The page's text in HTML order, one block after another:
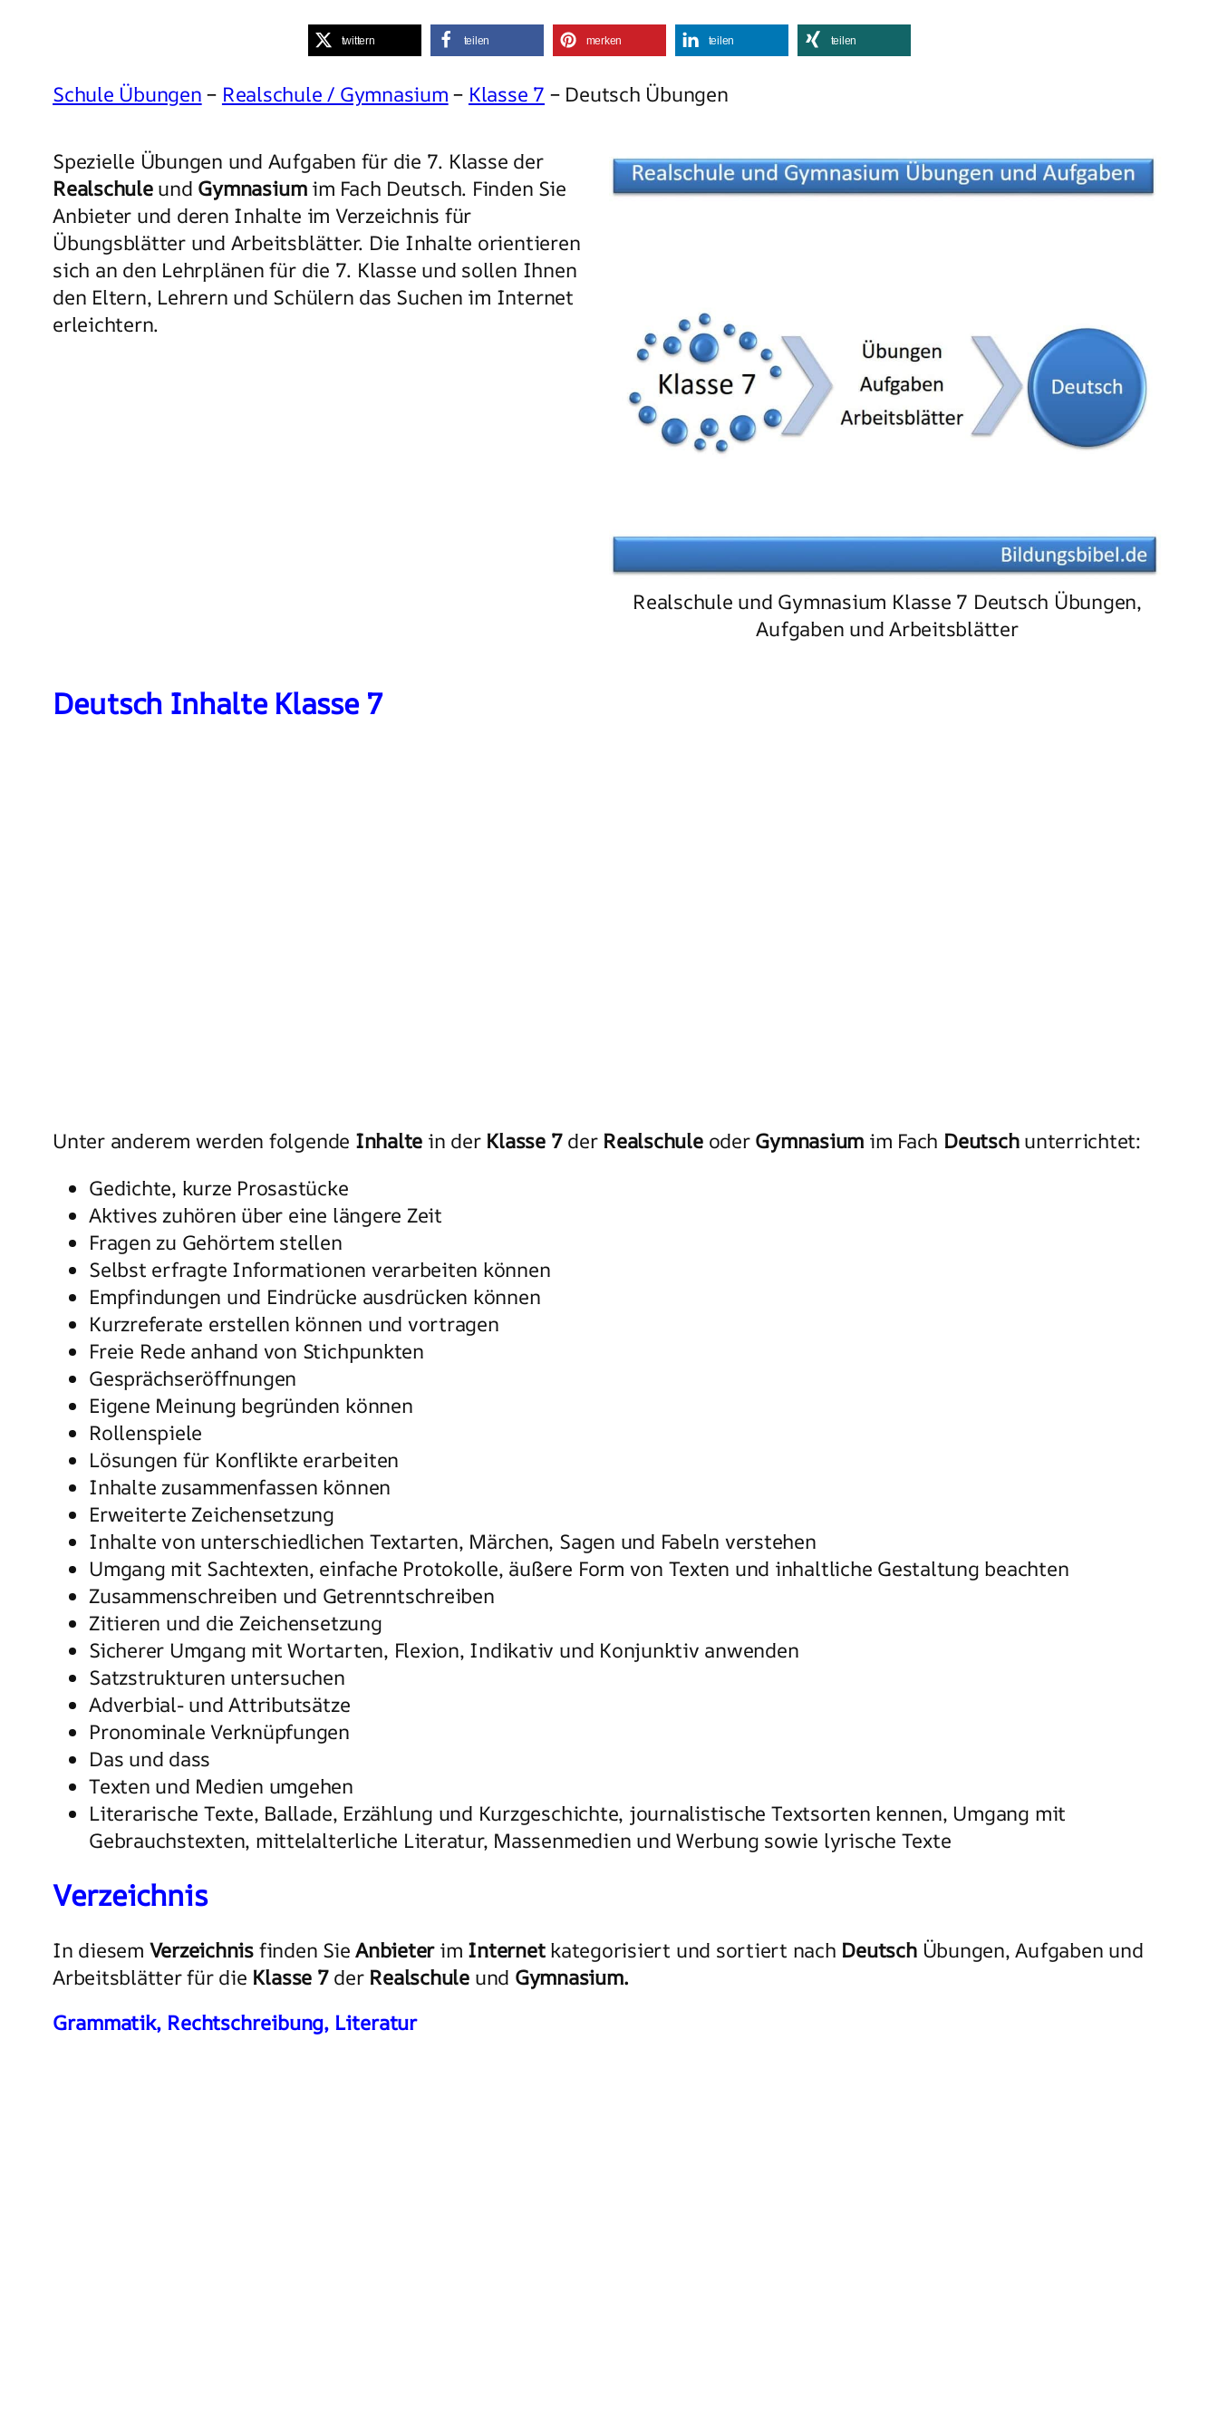
twittern teilen merken teilen teilen
Schule Übungen – Realschule / Gymnasium – Klasse 7 – Deutsch Übungen
Spezielle Übungen und Aufgaben für die 7. Klasse der
Realschuleund Gymnasiumim Fach Deutsch. Finden Sie
Anbieter und deren Inhalte im Verzeichnis für
Übungsblätter und Arbeitsblätter. Die Inhalte orientieren
sich an den Lehrplänen für die 7. Klasse und sollen Ihnen
den Eltern, Lehrern und Schülern das Suchen im Internet
erleichtern.
Realschule und Gymnasium Klasse 7 Deutsch Übungen,
Aufgaben und Arbeitsblätter
Deutsch Inhalte Klasse 7
Unter anderem werden folgende Inhalte in der Klasse 7der Realschuleoder Gymnasium im Fach Deutschunterrichtet:
Gedichte, kurze Prosastücke
Aktives zuhören über eine längere Zeit
Fragen zu Gehörtem stellen
Selbst erfragte Informationen verarbeiten können
Empfindungen und Eindrücke ausdrücken können
Kurzreferate erstellen können und vortragen
Freie Rede anhand von Stichpunkten
Gesprächseröffnungen
Eigene Meinung begründen können
Rollenspiele
Lösungen für Konflikte erarbeiten
Inhalte zusammenfassen können
Erweiterte Zeichensetzung
Inhalte von unterschiedlichen Textarten, Märchen, Sagen und Fabeln verstehen
Umgang mit Sachtexten, einfache Protokolle, äußere Form von Texten und inhaltliche Gestaltung beachten
Zusammenschreiben und Getrenntschreiben
Zitieren und die Zeichensetzung
Sicherer Umgang mit Wortarten, Flexion, Indikativ und Konjunktiv anwenden
Satzstrukturen untersuchen
Adverbial- und Attributsätze
Pronominale Verknüpfungen
Das und dass
Texten und Medien umgehen
Literarische Texte, Ballade, Erzählung und Kurzgeschichte, journalistische Textsorten kennen, Umgang mit
Gebrauchstexten, mittelalterliche Literatur, Massenmedien und Werbung sowie lyrische Texte
Verzeichnis
In diesem Verzeichnisfinden SieAnbieterim Internetkategorisiert und sortiert nach DeutschÜbungen, Aufgaben und
Arbeitsblätter für die Klasse 7der Realschule und Gymnasium.
Grammatik, Rechtschreibung, Literatur